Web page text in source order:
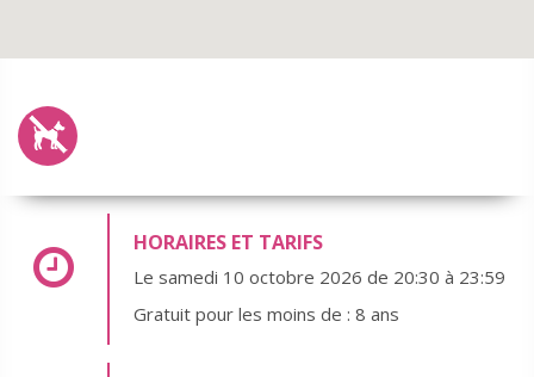
HORAIRES ET TARIFS
Le samedi 10 octobre 2026 de 20:30 à 23:59
Gratuit pour les moins de : 8 ans